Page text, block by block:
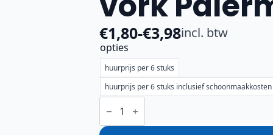
€1,80-€3,98
Prijsklasse:
€1,80
tot
€3,98
incl. btw
opties
huurprijs per 6 stuks
huurprijs per 6 stuks inclusief schoonmaakkosten
Voorgerecht
vork
aantal